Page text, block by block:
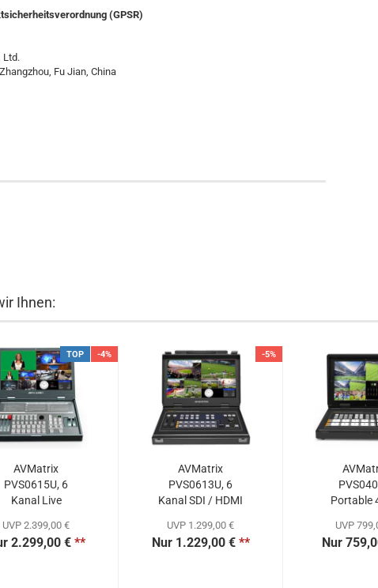
(GPSR)
Ltd.
Fu Jian, China
Ihnen:
TOP -4%
AVMatrix
PVS0615U, 6
Kanal Live
UVP 2.399,00 €
2.299,00 €**
-5%
AVMatrix
PVS0613U, 6
Kanal SDI / HDMI
UVP 1.299,00 €
Nur 1.229,00 €**
Portable
UVP
Nur